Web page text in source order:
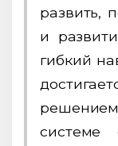
развить,
и
гибкий
системе